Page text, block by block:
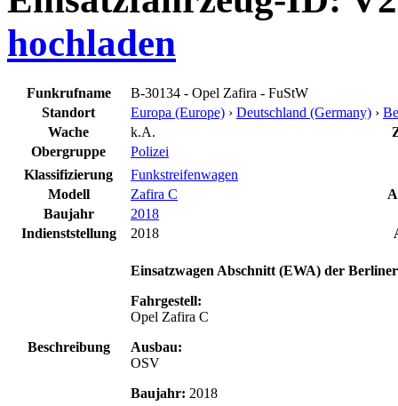
hochladen
Funkrufname
B-30134 - Opel Zafira - FuStW
Standort
Europa (Europe) › Deutschland (Germany) ›
Wache
k.A.
Obergruppe
Polizei
Klassifizierung
Funkstreifenwagen
Modell
Zafira C
Baujahr
2018
Indienststellung
2018
Beschreibung
Einsatzwagen Abschnitt (EWA) der
Fahrgestell:
Opel Zafira C
Ausbau:
OSV
Baujahr: 2018